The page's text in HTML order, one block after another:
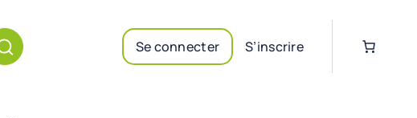
Se connecter S’inscrire